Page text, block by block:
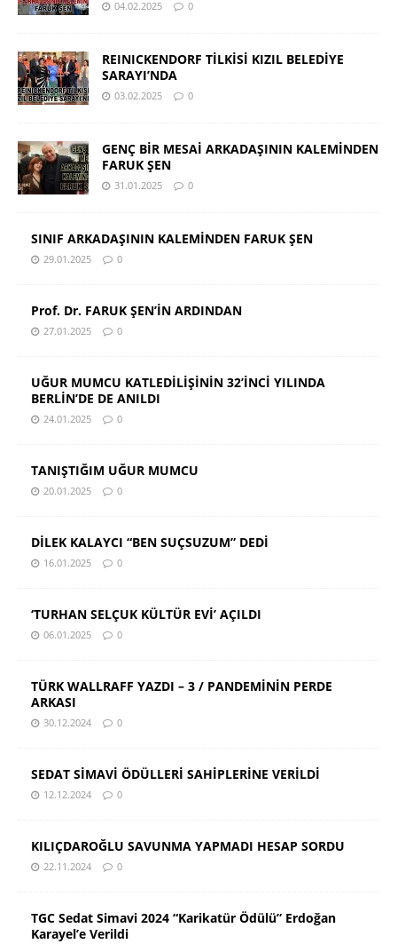
04.02.2025 0
REINICKENDORF TİLKİSİ KIZIL BELEDİYE
SARAYI’NDA
03.02.2025 0
GENÇ BİR MESAİ ARKADAŞININ KALEMİNDEN
FARUK ŞEN
31.01.2025 0
SINIF ARKADAŞININ KALEMİNDEN FARUK ŞEN
29.01.2025 0
Prof. Dr. FARUK ŞEN’İN ARDINDAN
27.01.2025 0
UĞUR MUMCU KATLEDİLİŞİNİN 32’İNCİ YILINDA
BERLİN’DE DE ANILDI
24.01.2025 0
TANIŞTIĞIM UĞUR MUMCU
20.01.2025 0
DİLEK KALAYCI “BEN SUÇSUZUM” DEDİ
16.01.2025 0
‘TURHAN SELÇUK KÜLTÜR EVİ’ AÇILDI
06.01.2025 0
TÜRK WALLRAFF YAZDI – 3 / PANDEMİNİN PERDE
ARKASI
30.12.2024 0
SEDAT SİMAVİ ÖDÜLLERİ SAHİPLERİNE VERİLDİ
12.12.2024 0
KILIÇDAROĞLU SAVUNMA YAPMADI HESAP SORDU
22.11.2024 0
TGC Sedat Simavi 2024 “Karikatür Ödülü” Erdoğan
Karayel’e Verildi